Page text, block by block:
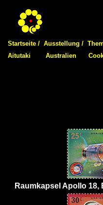
Startseite / Ausstellung /
Aitutaki
Australien
Raumkapsel Apollo